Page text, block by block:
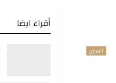
العراق
أقراء ايضا